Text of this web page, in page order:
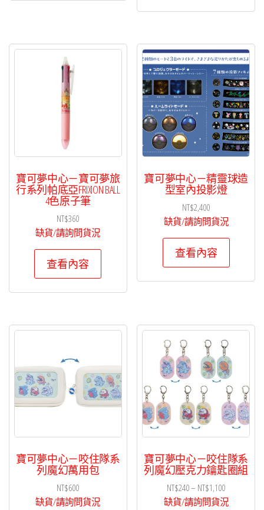
寶可夢中心－寶可夢旅
行系列帕底亞FRIXION BALL
4色原子筆
NT$360
缺貨/請詢問貨況
查看內容
寶可夢中心－精靈球造
型室內投影燈
NT$2,400
缺貨/請詢問貨況
查看內容
寶可夢中心－咬住隊系
列魔幻萬用包
NT$600
缺貨/請詢問貨況
寶可夢中心－咬住隊系
列魔幻壓克力鑰匙圈組
NT$240– NT$1,100價
格
缺貨/請詢問貨況